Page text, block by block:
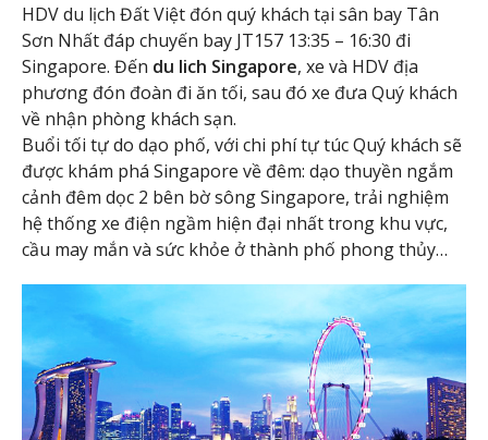
HDV du lịch Đất Việt đón quý khách tại sân bay Tân
Sơn Nhất đáp chuyến bay JT157 13:35 – 16:30 đi
Singapore. Đến du lich Singapore, xe và HDV địa
phương đón đoàn đi ăn tối, sau đó xe đưa Quý khách
về nhận phòng khách sạn.
Buổi tối tự do dạo phố, với chi phí tự túc Quý khách sẽ
được khám phá Singapore về đêm: dạo thuyền ngắm
cảnh đêm dọc 2 bên bờ sông Singapore, trải nghiệm
hệ thống xe điện ngầm hiện đại nhất trong khu vực,
cầu may mắn và sức khỏe ở thành phố phong thủy…